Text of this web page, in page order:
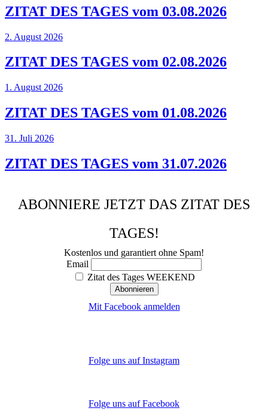
ZITAT DES TAGES vom 03.08.2026
2. August 2026
ZITAT DES TAGES vom 02.08.2026
1. August 2026
ZITAT DES TAGES vom 01.08.2026
31. Juli 2026
ZITAT DES TAGES vom 31.07.2026
ABONNIERE JETZT DAS ZITAT DES
TAGES!
Kostenlos und garantiert ohne Spam!
Email
Zitat des Tages WEEKEND
Mit Facebook anmelden
Folge uns auf Instagram
Folge uns auf Facebook